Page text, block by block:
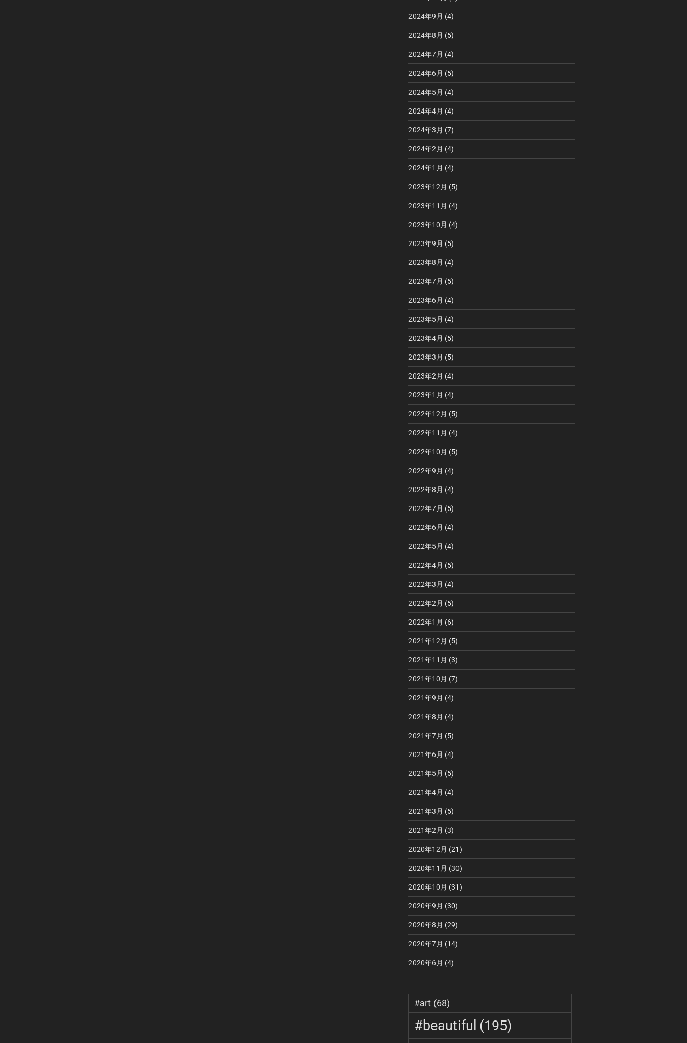
2024年9月 (4)
2024年8月 (5)
2024年7月 (4)
2024年6月 (5)
2024年5月 (4)
2024年4月 (4)
2024年3月 (7)
2024年2月 (4)
2024年1月 (4)
2023年12月 (5)
2023年11月 (4)
2023年10月 (4)
2023年9月 (5)
2023年8月 (4)
2023年7月 (5)
2023年6月 (4)
2023年5月 (4)
2023年4月 (5)
2023年3月 (5)
2023年2月 (4)
2023年1月 (4)
2022年12月 (5)
2022年11月 (4)
2022年10月 (5)
2022年9月 (4)
2022年8月 (4)
2022年7月 (5)
2022年6月 (4)
2022年5月 (4)
2022年4月 (5)
2022年3月 (4)
2022年2月 (5)
2022年1月 (6)
2021年12月 (5)
2021年11月 (3)
2021年10月 (7)
2021年9月 (4)
2021年8月 (4)
2021年7月 (5)
2021年6月 (4)
2021年5月 (5)
2021年4月 (4)
2021年3月 (5)
2021年2月 (3)
2020年12月 (21)
2020年11月 (30)
2020年10月 (31)
2020年9月 (30)
2020年8月 (29)
2020年7月 (14)
2020年6月 (4)
#art (68)
#beautiful (195)